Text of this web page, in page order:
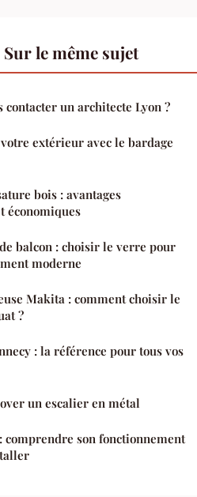
le même sujet
contacter un architecte Lyon ?
extérieur avec le bardage
bois : avantages
économiques
balcon : choisir le verre pour
moderne
Makita : comment choisir le
?
: la référence pour tous vos
un escalier en métal
comprendre son fonctionnement